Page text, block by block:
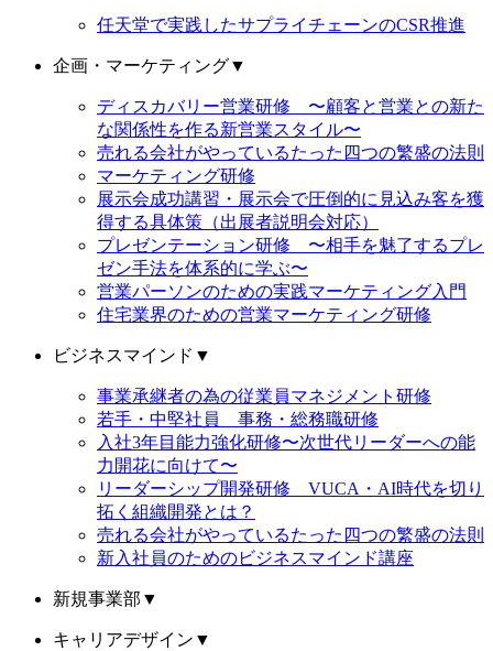
任天堂で実践したサプライチェーンのCSR推進
企画・マーケティング▼
ディスカバリー営業研修 〜顧客と営業との新た
な関係性を作る新営業スタイル〜
売れる会社がやっているたった四つの繁盛の法則
マーケティング研修
展示会成功講習・展示会で圧倒的に見込み客を獲
得する具体策（出展者説明会対応）
プレゼンテーション研修 〜相手を魅了するプレ
ゼン手法を体系的に学ぶ〜
営業パーソンのための実践マーケティング入門
住宅業界のための営業マーケティング研修
ビジネスマインド ▼
事業承継者の為の従業員マネジメント研修
若手・中堅社員 事務・総務職研修
入社3年目能力強化研修〜次世代リーダーへの能
力開花に向けて〜
リーダーシップ開発研修 VUCA・AI時代を切り
拓く組織開発とは？
売れる会社がやっているたった四つの繁盛の法則
新入社員のためのビジネスマインド講座
新規事業部 ▼
キャリアデザイン ▼